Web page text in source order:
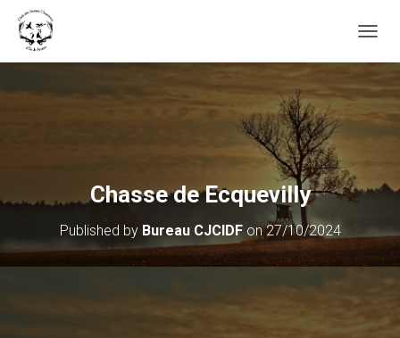
Chasse de Ecquevilly
Published by Bureau CJCIDFon27/10/2024